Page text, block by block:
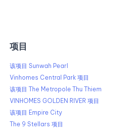
项目
该项目 Sunwah Pearl
Vinhomes Central Park 项目
该项目 The Metropole Thu Thiem
VINHOMES GOLDEN RIVER 项目
该项目 Empire City
The 9 Stellars 项目